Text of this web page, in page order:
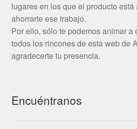
lugares en los que el producto
ahorrarte ese trabajo.
Por ello, sólo te podemos animar a
todos los rincones de esta web de
agradecerte tu presencia.
Encuéntranos